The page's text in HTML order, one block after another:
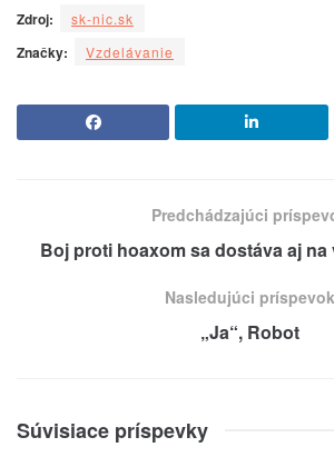
Zdroj: sk-nic.sk
Značky: Vzdelávanie
Predchádzajúci
Boj proti hoaxom sa dostáva aj
Nasledujúci príspevok
„Ja“, Robot
Súvisiace príspevky